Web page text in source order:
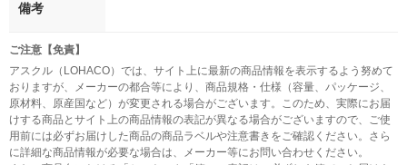
備考
ご注意【免責】
アスクル（LOHACO）では、サイト上に最新の商品情報を表示するよう努めて
おりますが、メーカーの都合等により、商品規格・仕様（容量、パッケージ、
原材料、原産国など）が変更される場合がございます。このため、実際にお届
けする商品とサイト上の商品情報の表記が異なる場合がございますので、ご使
用前には必ずお届けした商品の商品ラベルや注意書きをご確認ください。さら
に詳細な商品情報が必要な場合は、メーカー等にお問い合わせください。